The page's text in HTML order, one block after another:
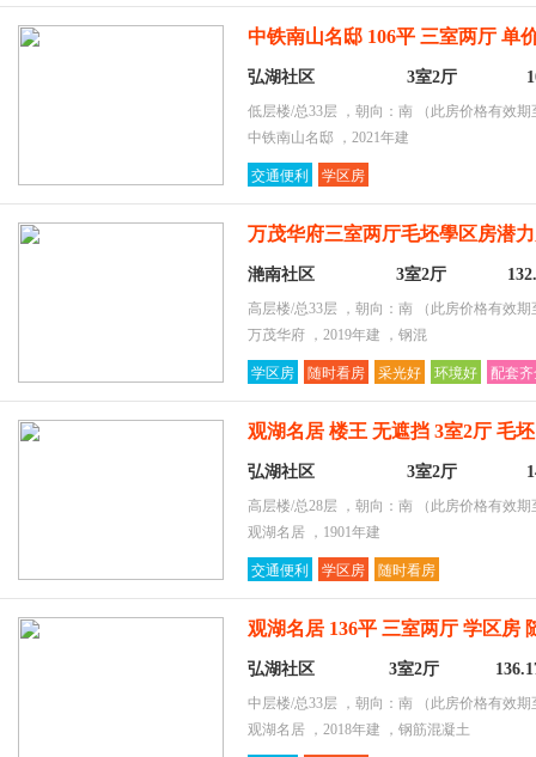
中铁南山名邸 106平 三室两厅 单
弘湖社区 3室2厅
低层楼/总33层 ，朝向：南
（此房价格有效
中铁南山名邸 ，2021年建
交通便利 学区房
万茂华府三室两厅毛坯學区房潜
滟南社区 3室2厅
高层楼/总33层 ，朝向：南
（此房价格有效
万茂华府 ，2019年建 ，钢混
学区房 随时看房 采光好 环境好 配套
观湖名居 楼王 无遮挡 3室2厅 毛
弘湖社区 3室2厅
高层楼/总28层 ，朝向：南
（此房价格有效
观湖名居 ，1901年建
交通便利 学区房 随时看房
观湖名居 136平 三室两厅 学区房
弘湖社区 3室2厅
中层楼/总33层 ，朝向：南
（此房价格有效
观湖名居 ，2018年建 ，钢筋混凝土